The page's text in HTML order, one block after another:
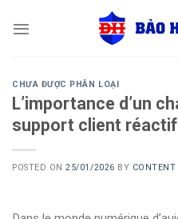
CHƯA ĐƯỢC PHÂN LOẠI
L’importance d’un
support client réactif
POSTED ON25/01/2026 BY